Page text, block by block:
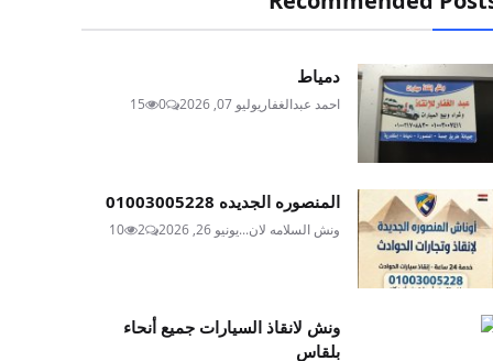
دمياط
احمد عبدالغفاريوليو 07, 2026 0
15
المنصوره الجديده 01003005228
ونش السلامه لان...يونيو 26, 2026 2
10
ونش لانقاذ السيارات جميع أنحاء
بلقاس